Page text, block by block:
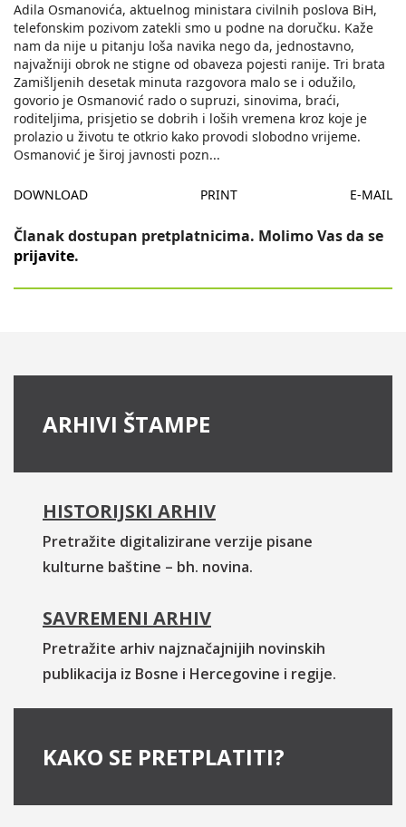
Adila Osmanovića, aktuelnog ministara civilnih poslova BiH,
telefonskim pozivom zatekli smo u podne na doručku. Kaže
nam da nije u pitanju loša navika nego da, jednostavno,
najvažniji obrok ne stigne od obaveza pojesti ranije. Tri brata
Zamišljenih desetak minuta razgovora malo se i odužilo,
govorio je Osmanović rado o supruzi, sinovima, braći,
roditeljima, prisjetio se dobrih i loših vremena kroz koje je
prolazio u životu te otkrio kako provodi slobodno vrijeme.
Osmanović je široj javnosti pozn...
DOWNLOAD PRINT E-MAIL
Članak dostupan pretplatnicima. Molimo Vas da se
prijavite.
ARHIVI ŠTAMPE
HISTORIJSKI ARHIV
Pretražite digitalizirane verzije pisane
kulturne baštine – bh. novina.
SAVREMENI ARHIV
Pretražite arhiv najznačajnijih novinskih
publikacija iz Bosne i Hercegovine i regije.
KAKO SE PRETPLATITI?